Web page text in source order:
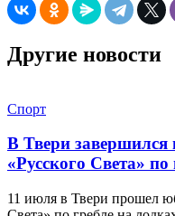
Другие новости
Спорт
В Твери
«Русского Света»
11 июля в Твери прошел